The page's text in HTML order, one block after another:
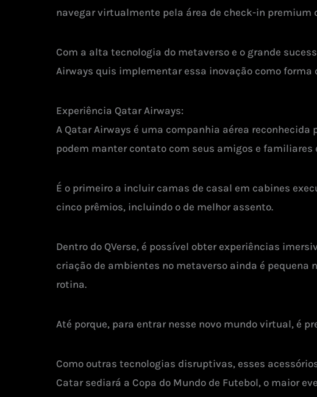
navegar virtualmente pela área de check-in premium
Com a alta tecnologia do metaverso e o grande
Airways quis implementar essa inovação como
Experiência Qatar Airways:
A Qatar Airways é uma companhia aérea
podem manter contato com seus amigos e familiares
É o primeiro a incluir camas de casal em cabines
cinco prêmios, incluindo o de melhor assento.
Dentro do QVerse, é possível obter experiências
criação de ambientes no metaverso ainda é pequena
rotina.
Até porque, para entrar nesse novo mundo virtual, é
Como outras tecnologias disruptivas, esses
Catar sediará a Copa do Mundo de Futebol, o maior